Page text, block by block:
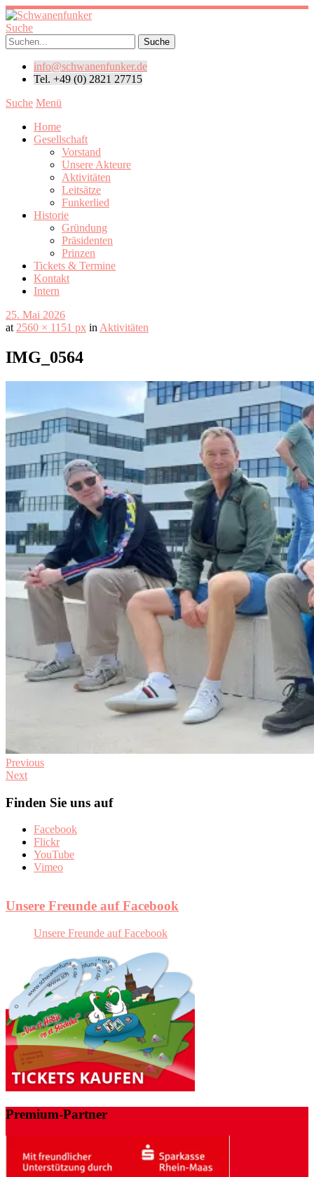
Suche
info@schwanenfunker.de
Tel. +49 (0) 2821 27715
Suche Menü
Home
Gesellschaft
Vorstand
Unsere Akteure
Aktivitäten
Leitsätze
Funkerlied
Historie
Gründung
Präsidenten
Prinzen
Tickets & Termine
Kontakt
Intern
25. Mai 2026
at 2560 × 1151 px in Aktivitäten
IMG_0564
Previous
Next
Finden Sie uns auf
Facebook
Flickr
YouTube
Vimeo
Unsere Freunde auf Facebook
Unsere Freunde auf Facebook
Premium-Partner